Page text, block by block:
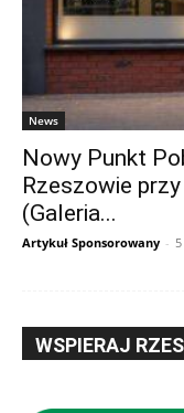
News
Nowy Punkt
Rzeszowie
(Galeria...
Artykuł Sponsorowany -
WSPIERAJ